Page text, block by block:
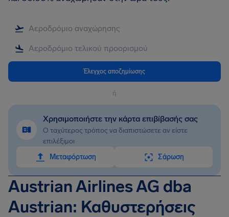
Έλεγχος αποζημίωσης
ή
Χρησιμοποιήστε την κάρτα επιβίβασής σας
Ο ταχύτερος τρόπος να διαπιστώσετε αν είστε
επιλέξιμοι
Mεταφόρτωση
Σάρωση
Austrian Airlines AG dba
Austrian: Καθυστερήσεις